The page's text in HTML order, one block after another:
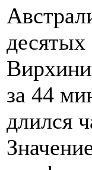
за 44
длился